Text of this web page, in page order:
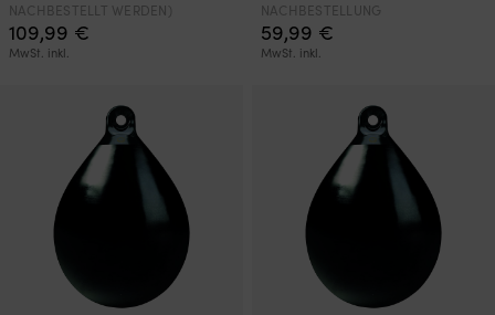
109,99 €
MwSt. inkl.
NACHBESTELLT WERDEN)
59,99 €
MwSt. inkl.
NACHBESTELLUNG